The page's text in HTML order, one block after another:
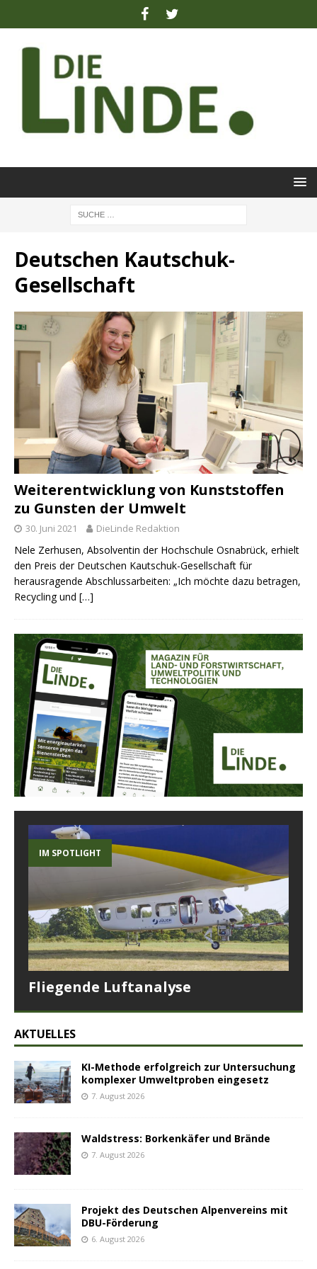
Deutschen Kautschuk-
Gesellschaft
Weiterentwicklung von Kunststoffen
zu Gunsten der Umwelt
30. Juni 2021 DieLinde Redaktion
Nele Zerhusen, Absolventin der Hochschule Osnabrück, erhielt
den Preis der Deutschen Kautschuk-Gesellschaft für
herausragende Abschlussarbeiten: „Ich möchte dazu betragen,
Recycling und […]
IM SPOTLIGHT
Fliegende Luftanalyse
AKTUELLES
KI-Methode erfolgreich zur Untersuchung
komplexer Umweltproben eingesetz
7. August 2026
Waldstress: Borkenkäfer und Brände
7. August 2026
Projekt des Deutschen Alpenvereins mit
DBU-Förderung
6. August 2026